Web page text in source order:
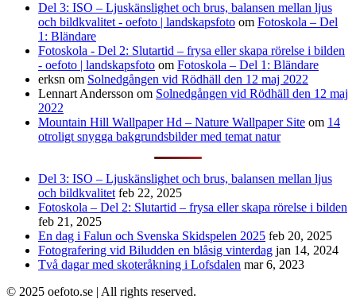
Del 3: ISO – Ljuskänslighet och brus, balansen mellan ljus
och bildkvalitet - oefoto | landskapsfoto om Fotoskola – Del
1: Bländare
Fotoskola - Del 2: Slutartid – frysa eller skapa rörelse i bilden
- oefoto | landskapsfoto om Fotoskola – Del 1: Bländare
erksn om Solnedgången vid Rödhäll den 12 maj 2022
Lennart Andersson om Solnedgången vid Rödhäll den 12 maj
2022
Mountain Hill Wallpaper Hd – Nature Wallpaper Site om 14
otroligt snygga bakgrundsbilder med temat natur
Del 3: ISO – Ljuskänslighet och brus, balansen mellan ljus
och bildkvalitet feb 22, 2025
Fotoskola – Del 2: Slutartid – frysa eller skapa rörelse i bilden
feb 21, 2025
En dag i Falun och Svenska Skidspelen 2025 feb 20, 2025
Fotografering vid Biludden en blåsig vinterdag jan 14, 2024
Två dagar med skoteråkning i Lofsdalen mar 6, 2023
© 2025 oefoto.se | All rights reserved.